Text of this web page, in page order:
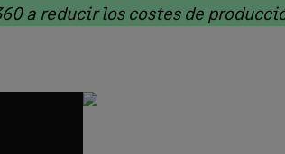
a reducir los costes de